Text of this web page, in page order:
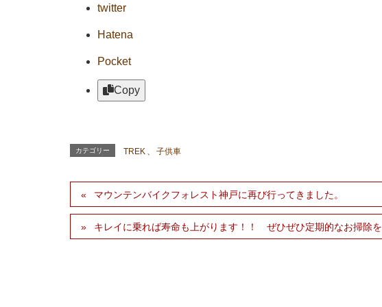
twitter
Hatena
Pocket
Copy
カテゴリー TREK 、 子供車
マウンテンバイクフォレスト神戸に再び行ってきました。
キレイに乗れば寿命も上がります！！ ぜひぜひ定期的なお掃除を